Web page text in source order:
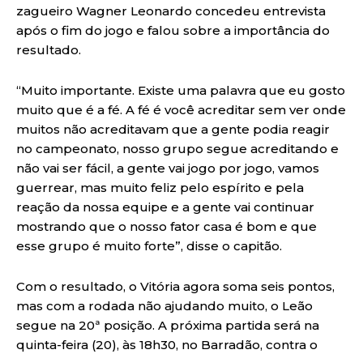
zagueiro Wagner Leonardo concedeu entrevista
após o fim do jogo e falou sobre a importância do
resultado.
“Muito importante. Existe uma palavra que eu gosto
muito que é a fé. A fé é você acreditar sem ver onde
muitos não acreditavam que a gente podia reagir
no campeonato, nosso grupo segue acreditando e
não vai ser fácil, a gente vai jogo por jogo, vamos
guerrear, mas muito feliz pelo espírito e pela
reação da nossa equipe e a gente vai continuar
mostrando que o nosso fator casa é bom e que
esse grupo é muito forte”, disse o capitão.
Com o resultado, o Vitória agora soma seis pontos,
mas com a rodada não ajudando muito, o Leão
segue na 20ª posição. A próxima partida será na
quinta-feira (20), às 18h30, no Barradão, contra o